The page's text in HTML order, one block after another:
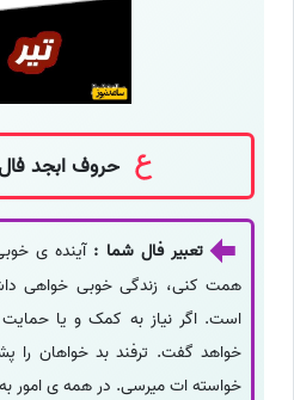
حروف ابجد
تعبیر فال شما : آینده ی
همت کنی، زندگی خوبی خواهی
است. اگر نیاز به کمک و یا
خواهد گفت. ترفند بد خواهان را
خواسته ات میرسی. در همه ی امور